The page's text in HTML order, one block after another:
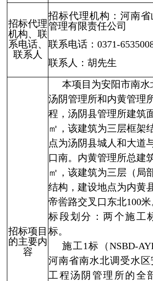
招标代理
机构、联
系电话、
联系人
招标代理机构：河南
管理有限责任公司
联系电话：0371-
联系人：胡先生
招标项目
的主要内
容
本项目为安阳市南水
汤阴管理所和内黄管理
程，汤阴县管理所建筑
㎡，该建筑为三层框架
点为汤阴县城人和大道
口南。内黄管理所总建
㎡，该建筑为三层（局
结构，建设地点为内黄
帝喾路交叉口东北100米
标段划分：两个施工
标。
施工1标（NSBD-
河南省南水北调受水
工程汤阴管理所的全